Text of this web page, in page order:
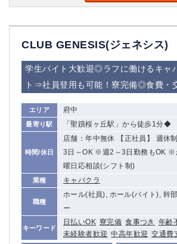
CLUB GENESIS(ジェネシス)
学生バイト大歓迎◎ラフに働けるキャ
ト⇒社員登用も可能！寮完備◎食費・
エリア 府中
最寄り駅 「聖蹟桜ヶ丘駅」から徒歩1分◆
時間/休日
店舗：年中無休 【正社員】 週休
3日～OK ※週2～3日勤務もOK ※
曜日応相談(シフト制)
業種 キャバクラ
職種
ホール(社員), ホール(バイト), 幹
ー
キーワード
日払いOK 寮完備 食事つき 年齢
未経験者歓迎 中高年歓迎 交通費
竹ノ塚
三鷹
亀戸
水道橋
荻窪
浅草
祖師ヶ谷大蔵
小岩
湯島
久米川
五井
神奈川県
横浜
川崎
新横浜
武蔵小杉
橋本
小田原
横浜・桜木町